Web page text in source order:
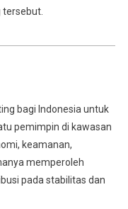
tersebut.
bagi Indonesia untuk
pemimpin di kawasan
keamanan,
memperoleh
pada stabilitas dan